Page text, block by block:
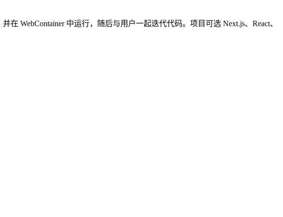
WebContainer 中运行，随后与用户一起迭代代码。项目可选 Next.js、React、